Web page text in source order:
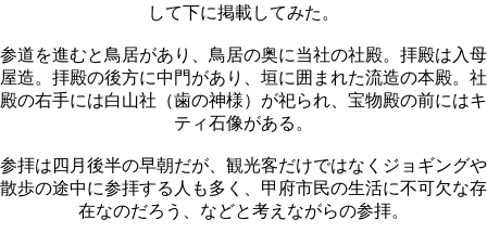
して下に掲載してみた。
参道を進むと鳥居があり、鳥居の奥に当社の社殿。拝殿は入母
屋造。拝殿の後方に中門があり、垣に囲まれた流造の本殿。社
殿の右手には白山社（歯の神様）が祀られ、宝物殿の前にはキ
ティ石像がある。
参拝は四月後半の早朝だが、観光客だけではなくジョギングや
散歩の途中に参拝する人も多く、甲府市民の生活に不可欠な存
在なのだろう、などと考えながらの参拝。